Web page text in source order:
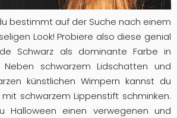
bestimmt auf der Suche nach einem
Look! Probiere also diese genial
Schwarz als dominante Farbe in
Neben schwarzem Lidschatten und
künstlichen Wimpern kannst du
schwarzem Lippenstift schminken.
Halloween einen verwegenen und